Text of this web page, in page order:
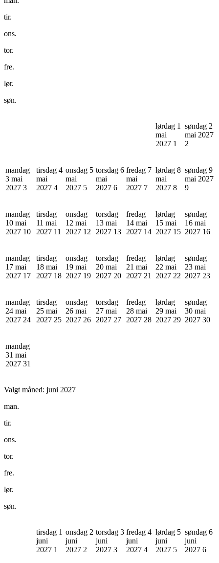
tir.
ons.
tor.
fre.
lør.
søn.
lørdag 1
mai
2027 1
søndag 2
mai 2027
2
mandag
3 mai
2027 3
tirsdag 4
mai
2027 4
onsdag 5
mai
2027 5
torsdag 6
mai
2027 6
fredag 7
mai
2027 7
lørdag 8
mai
2027 8
søndag 9
mai 2027
9
mandag
10 mai
2027 10
tirsdag
11 mai
2027 11
onsdag
12 mai
2027 12
torsdag
13 mai
2027 13
fredag
14 mai
2027 14
lørdag
15 mai
2027 15
søndag
16 mai
2027 16
mandag
17 mai
2027 17
tirsdag
18 mai
2027 18
onsdag
19 mai
2027 19
torsdag
20 mai
2027 20
fredag
21 mai
2027 21
lørdag
22 mai
2027 22
søndag
23 mai
2027 23
mandag
24 mai
2027 24
tirsdag
25 mai
2027 25
onsdag
26 mai
2027 26
torsdag
27 mai
2027 27
fredag
28 mai
2027 28
lørdag
29 mai
2027 29
søndag
30 mai
2027 30
mandag
31 mai
2027 31
Valgt måned: juni 2027
man.
tir.
ons.
tor.
fre.
lør.
søn.
tirsdag 1
juni
2027 1
onsdag 2
juni
2027 2
torsdag 3
juni
2027 3
fredag 4
juni
2027 4
lørdag 5
juni
2027 5
søndag 6
juni
2027 6